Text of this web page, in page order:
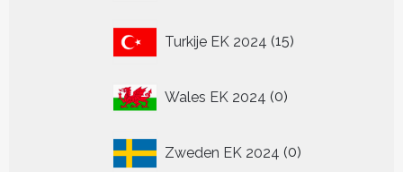
Turkije EK 2024 15
producten
Wales EK 2024 00
Zweden EK 2024 0
producten